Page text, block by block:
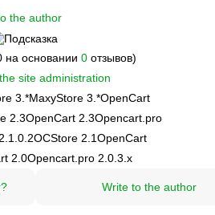
the author
на основании 0 отзывов)
site administration
3.*MaxyStore 3.*OpenCart
2.3OpenCart 2.3Opencart.pro
OCStore 2.1OpenCart
2.0Opencart.pro 2.0.3.х
Write to the author